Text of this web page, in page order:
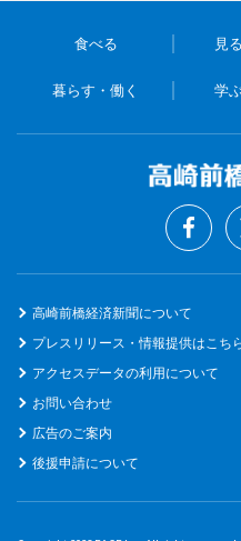
食べる 見
暮らす・働く 学
高崎前橋経済新聞について
プレスリリース・情報提供はこち
アクセスデータの利用について
お問い合わせ
広告のご案内
後援申請について